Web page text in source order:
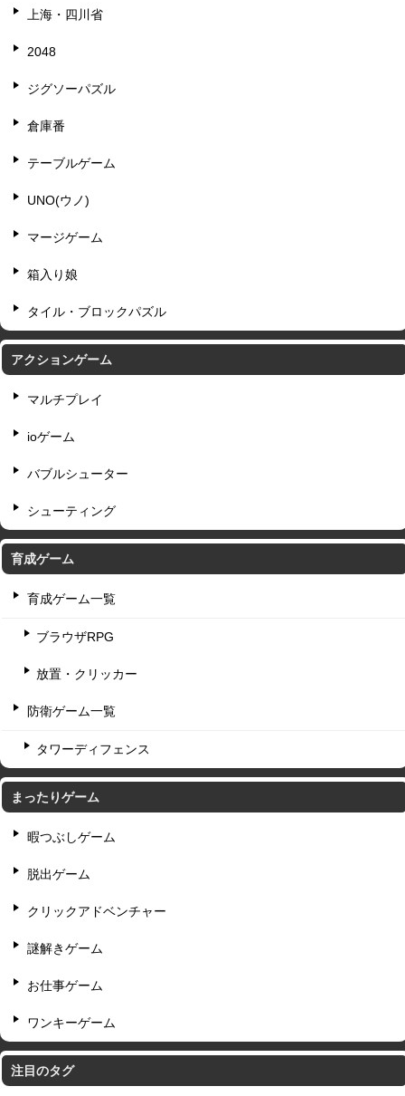
上海・四川省
2048
ジグソーパズル
倉庫番
テーブルゲーム
UNO(ウノ)
マージゲーム
箱入り娘
タイル・ブロックパズル
アクションゲーム
マルチプレイ
ioゲーム
バブルシューター
シューティング
育成ゲーム
育成ゲーム一覧
ブラウザRPG
放置・クリッカー
防衛ゲーム一覧
タワーディフェンス
まったりゲーム
暇つぶしゲーム
脱出ゲーム
クリックアドベンチャー
謎解きゲーム
お仕事ゲーム
ワンキーゲーム
注目のタグ